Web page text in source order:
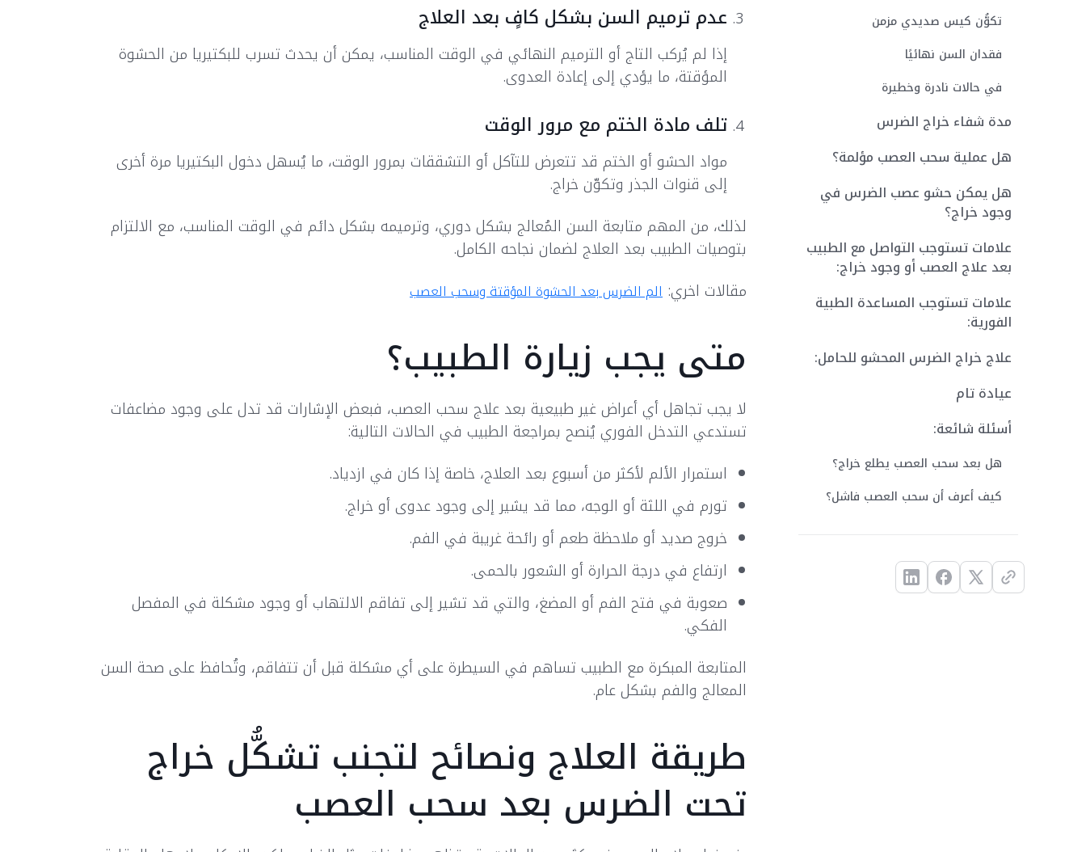
تكوُّن كيس صديدي مزمن
فقدان السن نهائيًا
في حالات نادرة وخطيرة
مدة شفاء خراج الضرس
هل عملية سحب العصب مؤلمة؟
هل يمكن حشو عصب الضرس في
وجود خراج؟
علامات تستوجب التواصل مع الطبيب
بعد علاج العصب أو وجود خراج:
علامات تستوجب المساعدة الطبية
الفورية:
علاج خراج الضرس المحشو للحامل:
عيادة تام
أسئلة شائعة:
هل بعد سحب العصب يطلع خراج؟
كيف أعرف أن سحب العصب فاشل؟
عدم ترميم السن بشكل كافٍ بعد العلاج
إذا لم يُركب التاج أو الترميم النهائي في الوقت المناسب، يمكن أن يحدث تسرب للبكتيريا من الحشوة
المؤقتة، ما يؤدي إلى إعادة العدوى.
تلف مادة الختم مع مرور الوقت
مواد الحشو أو الختم قد تتعرض للتآكل أو التشققات بمرور الوقت، ما يُسهل دخول البكتيريا مرة أخرى
إلى قنوات الجذر وتكوّن خراج.
لذلك، من المهم متابعة السن المُعالج بشكل دوري، وترميمه بشكل دائم في الوقت المناسب، مع الالتزام
بتوصيات الطبيب بعد العلاج لضمان نجاحه الكامل.
مقالات اخري: الم الضرس بعد الحشوة المؤقتة وسحب العصب
متى يجب زيارة الطبيب؟
لا يجب تجاهل أي أعراض غير طبيعية بعد علاج سحب العصب، فبعض الإشارات قد تدل على وجود مضاعفات
تستدعي التدخل الفوري يُنصح بمراجعة الطبيب في الحالات التالية:
استمرار الألم لأكثر من أسبوع بعد العلاج، خاصة إذا كان في ازدياد.
تورم في اللثة أو الوجه، مما قد يشير إلى وجود عدوى أو خراج.
خروج صديد أو ملاحظة طعم أو رائحة غريبة في الفم.
ارتفاع في درجة الحرارة أو الشعور بالحمى.
صعوبة في فتح الفم أو المضغ، والتي قد تشير إلى تفاقم الالتهاب أو وجود مشكلة في المفصل
الفكي.
المتابعة المبكرة مع الطبيب تساهم في السيطرة على أي مشكلة قبل أن تتفاقم، وتُحافظ على صحة السن
المعالج والفم بشكل عام.
طريقة العلاج ونصائح لتجنب تشكُّل خراج
تحت الضرس بعد سحب العصب